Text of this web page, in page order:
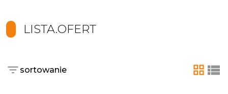
LISTA.OFERT
sortowanie
tabela